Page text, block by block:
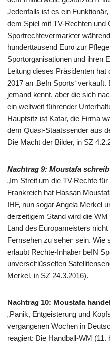
Jedenfalls ist es ein
dem Spiel mit TV-Rechten und
Sportrechtevermarkter
hunderttausend Euro zur
Sportorganisationen und ihren
Leitung dieses Präsidenten hat
2017 an ‚BeIn Sports‘
jemand kennt, aber die sich
ein weltweit führender
Hauptsitz ist Katar, die Firma
dem Quasi-Staatssender aus
Die Macht der Bilder, in SZ
Nachtrag 9: Moustafa
„Im Streit um die TV-Rechte
Frankreich hat Hassan
IHF, nun sogar Angela Merkel
derzeitigem Stand wird die
Land des Europameisters
Fernsehen zu sehen sein. Wie
erlaubt Rechte-Inhaber beIN
unverschlüsselten
Merkel, in SZ 24.3.2016).
Nachtrag 10: Moustafa
„Panik, Entgeisterung und
vergangenen Wochen in
reagiert: Die Handball-WM